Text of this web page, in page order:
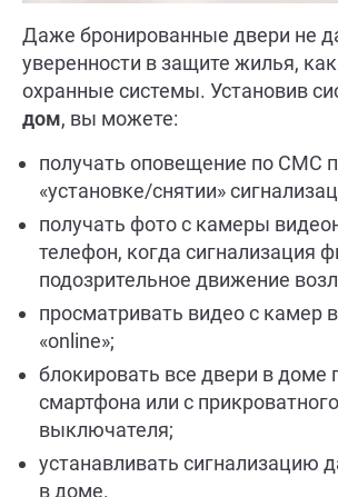
Даже бронированные двери не
уверенности в защите жилья,
охранные системы. Установив
дом, вы можете:
получать оповещение по СМС
«установке/снятии»
получать фото с камеры
телефон, когда сигнализация
подозрительное движение
просматривать видео с камер
«online»;
блокировать все двери в доме
смартфона или с прикроватного
выключателя;
устанавливать сигнализацию
в доме.